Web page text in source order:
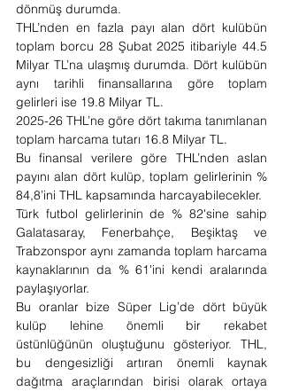
dönmüş durumda.
THL’nden en fazla payı alan dört kulübün
toplam borcu 28 Şubat 2025 itibariyle 44.5
Milyar TL’na ulaşmış durumda. Dört kulübün
aynı tarihli finansallarına göre toplam
gelirleri ise 19.8 Milyar TL.
2025-26 THL’ne göre dört takıma tanımlanan
toplam harcama tutarı 16.8 Milyar TL.
Bu finansal verilere göre THL’nden aslan
payını alan dört kulüp, toplam gelirlerinin %
84,8’ini THL kapsamında harcayabilecekler.
Türk futbol gelirlerinin de % 82'sine sahip
Galatasaray, Fenerbahçe, Beşiktaş ve
Trabzonspor aynı zamanda toplam harcama
kaynaklarının da % 61'ini kendi aralarında
paylaşıyorlar.
Bu oranlar bize Süper Lig’de dört büyük
kulüp lehine önemli bir rekabet
üstünlüğünün oluştuğunu gösteriyor. THL,
bu dengesizliği artıran önemli kaynak
dağıtma araçlarından birisi olarak ortaya